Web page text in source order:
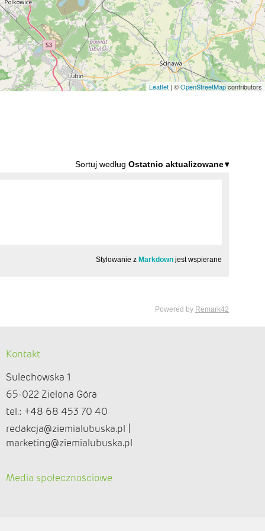
Leaflet | ©OpenStreetMapcontributors
Kontakt
Sulechowska 1
65-022 Zielona Góra
tel.: +48 68 453 70 40
redakcja@ziemialubuska.pl |
marketing@ziemialubuska.pl
Media społecznościowe